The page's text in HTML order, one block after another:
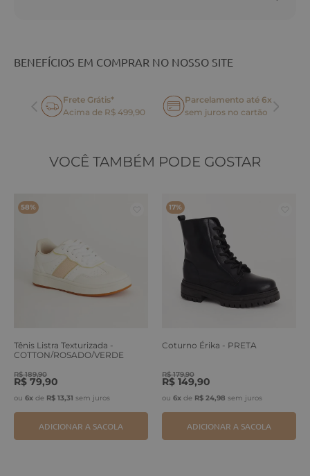
BENEFÍCIOS EM COMPRAR NO NOSSO SITE
Frete Grátis*
Acima de R$ 499,90
Parcelamento até 6x
sem juros no cartão
VOCÊ TAMBÉM PODE GOSTAR
58%
Tênis Listra Texturizada -
COTTON/ROSADO/VERDE
R$ 189,90
R$ 79,90
ou 6x de R$ 13,31 sem juros
ADICIONAR A SACOLA
17%
Coturno Érika - PRETA
R$ 179,90
R$ 149,90
ou 6x de R$ 24,98 sem juros
ADICIONAR A SACOLA